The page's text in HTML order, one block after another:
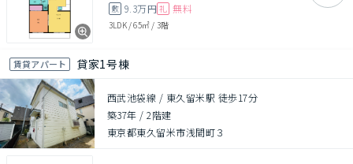
敷 9.3万円 礼 無料
3LDK/65㎡ / 3階
賃貸アパート 貸家1号棟
西武池袋線 / 東久留米駅 徒歩17分
築37年 /2階建
東京都東久留米市浅間町３